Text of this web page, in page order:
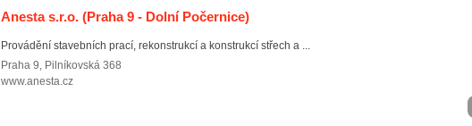
Anesta s.r.o. (Praha 9 - Dolní Počernice)
Provádění stavebních prací, rekonstrukcí a konstrukcí střech a ...
Praha 9, Pilníkovská 368
www.anesta.cz